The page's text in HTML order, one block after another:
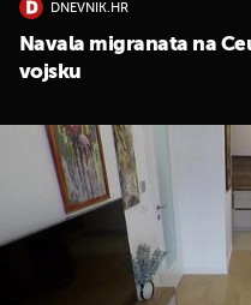
DNEVNIK.HR
Navala migranata na
vojsku